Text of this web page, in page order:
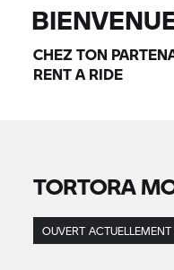
CHEZ TON
RENT A RIDE
TORTORA
OUVERT